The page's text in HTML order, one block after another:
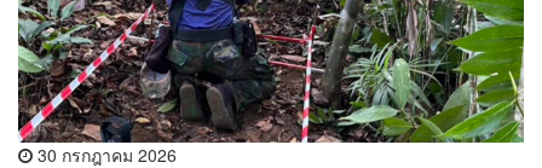
30 กรกฎาคม 2026